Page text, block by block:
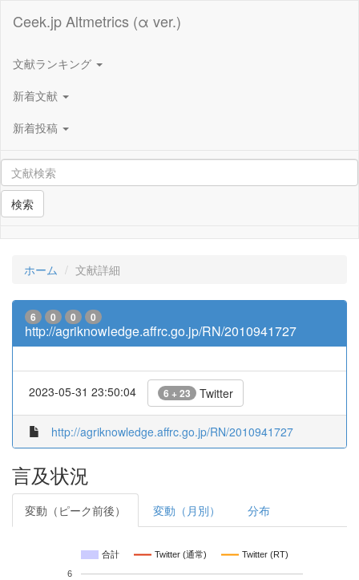
Ceek.jp Altmetrics (α ver.)
文献ランキング
新着文献
新着投稿
検索
ホーム 文献詳細
6 0 0 0
http://agriknowledge.affrc.go.jp/RN/2010941727
2023-05-31 23:50:04 6 + 23 Twitter
http://agriknowledge.affrc.go.jp/RN/2010941727
言及状況
変動（ピーク前後） 変動（月別） 分布
合計 Twitter (通常) Twitter (RT)
6